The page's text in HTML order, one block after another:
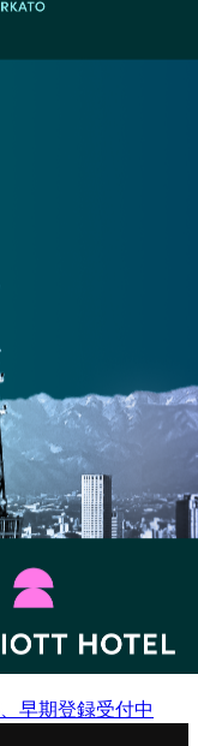
早期登録受付中